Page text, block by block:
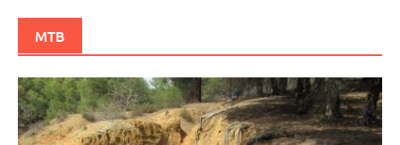
MTB